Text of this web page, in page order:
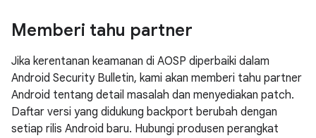
Memberi tahu partner
Jika kerentanan keamanan di AOSP diperbaiki dalam
Android Security Bulletin, kami akan memberi tahu partner
Android tentang detail masalah dan menyediakan patch.
Daftar versi yang didukung backport berubah dengan
setiap rilis Android baru. Hubungi produsen perangkat